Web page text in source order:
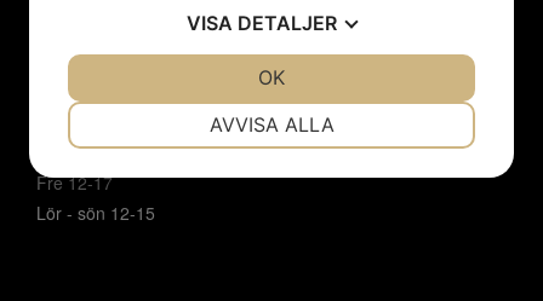
Öppettider
Vi har sommarstängt 19/6 - 9/8.
Mån- tor 12 - 18
Fre 12-17
Lör - sön 12-15
VISA DETALJER
AVVISA ALLA
OK